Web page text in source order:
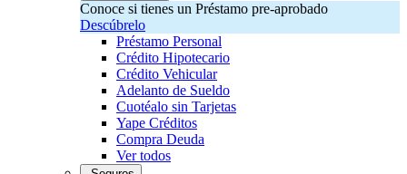
Conoce si tienes un Préstamo pre-aprobado
Descúbrelo
Préstamo Personal
Crédito Hipotecario
Crédito Vehicular
Adelanto de Sueldo
Cuotéalo sin Tarjetas
Yape Créditos
Compra Deuda
Ver todos